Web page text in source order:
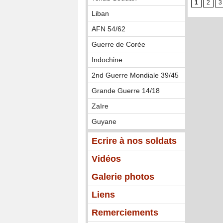
Liban
AFN 54/62
Guerre de Corée
Indochine
2nd Guerre Mondiale 39/45
Grande Guerre 14/18
Zaïre
Guyane
Ecrire à nos soldats
Vidéos
Galerie photos
Liens
Remerciements
1 2 3